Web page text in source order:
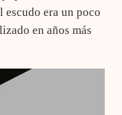
escudo era un poco
en años más